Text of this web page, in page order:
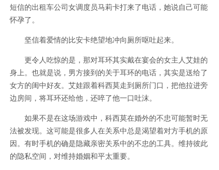
短信的出租车公司女调度员马莉卡打来了电话，她说自己可能
怀孕了。
坚信着爱情的比安卡绝望地冲向厕所呕吐起来。
更令人吃惊的是，那对耳环其实戴在宴会的女主人艾娃的
身上。也就是说，男方接到的关于耳环的电话，其实是送给了
女方的闺中好友。艾娃跟着科西莫走到厕所门口，把他拉进旁
边房间，将耳环还给他，还啐了他一口吐沫。
如果不是在这场游戏中，科西莫在婚外的不忠可能暂时无
法被发现。这可能是很多人在关系中总是渴望着对方手机的原
因。有时手机的确是隐藏亲密关系中的不忠的工具。维持彼此
的隐私空间，对维持婚姻和平太重要。